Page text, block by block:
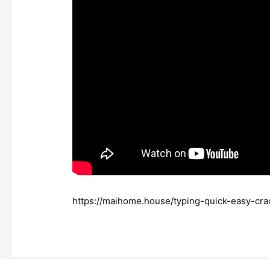
https://maihome.house/typing-quick-easy-